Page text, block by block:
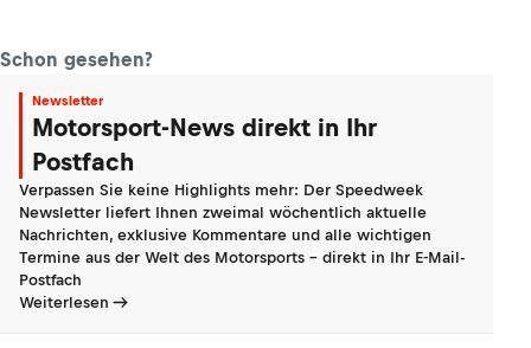
Schon gesehen?
Newsletter
Motorsport-News direkt in Ihr
Postfach
Verpassen Sie keine Highlights mehr: Der Speedweek
Newsletter liefert Ihnen zweimal wöchentlich aktuelle
Nachrichten, exklusive Kommentare und alle wichtigen
Termine aus der Welt des Motorsports - direkt in Ihr E-Mail-
Postfach
Weiterlesen